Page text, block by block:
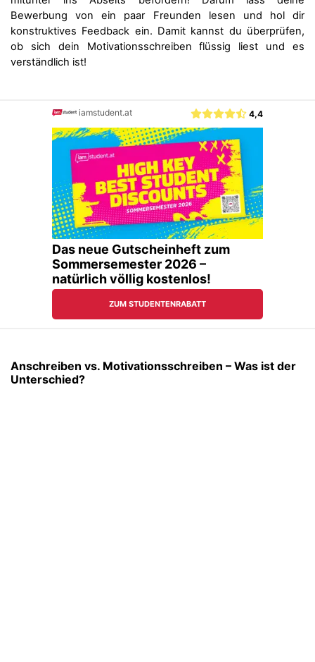
Bewerbung von ein paar Freunden lesen und hol dir
konstruktives Feedback ein. Damit kannst du überprüfen,
ob sich dein Motivationsschreiben flüssig liest und es
verständlich ist!
Anschreiben vs. Motivationsschreiben – Was ist der
Unterschied?